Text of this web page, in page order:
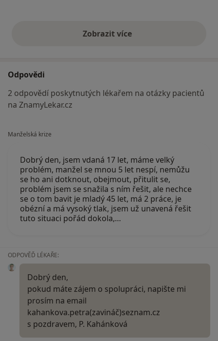
Zobrazit vícevýše uvedené názory
Odpovědi
2 odpovědí poskytnutých lékařem na otázky pacientů
na ZnamyLekar.cz
Manželská krize
Dobrý den, jsem vdaná 17 let, máme velký
problém, manžel se mnou 5 let nespí, nemůžu
se ho ani dotknout, obejmout, přitulit se,
problém jsem se snažila s ním řešit, ale nechce
se o tom bavit je mladý 45 let, má 2 práce, je
obézní a má vysoký tlak, jsem už unavená řešit
tuto situaci pořád dokola,…
ODPOVĚĎ LÉKAŘE:
Dobrý den,
pokud máte zájem o spolupráci, napište mi
prosím na email
kahankova.petra(zavináč)seznam.cz
s pozdravem, P. Kahánková